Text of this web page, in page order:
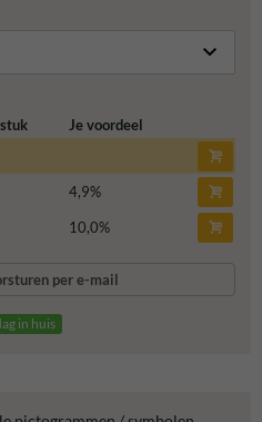
Je voordeel
4,9%
10,0%
per e-mail
in huis